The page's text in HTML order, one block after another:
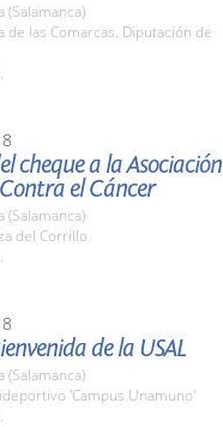
(Salamanca)
de las Comarcas. Diputación de
cheque a la Asociación
el Cáncer
(Salamanca)
del Corrillo
de la USAL
(Salamanca)
'Campus Unamuno'